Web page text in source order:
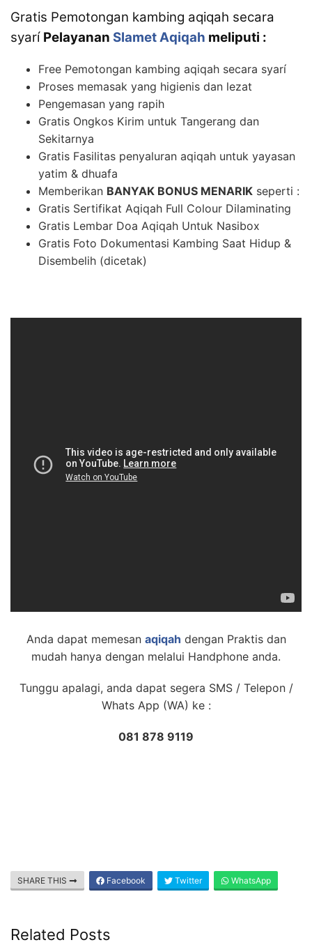
Gratis Pemotongan kambing aqiqah secara
syarí Pelayanan Slamet Aqiqah meliputi :
Free Pemotongan kambing aqiqah secara syarí
Proses memasak yang higienis dan lezat
Pengemasan yang rapih
Gratis Ongkos Kirim untuk Tangerang dan
Sekitarnya
Gratis Fasilitas penyaluran aqiqah untuk yayasan
yatim & dhuafa
Memberikan BANYAK BONUS MENARIK seperti :
Gratis Sertifikat Aqiqah Full Colour Dilaminating
Gratis Lembar Doa Aqiqah Untuk Nasibox
Gratis Foto Dokumentasi Kambing Saat Hidup &
Disembelih (dicetak)
Anda dapat memesan aqiqah dengan Praktis dan
mudah hanya dengan melalui Handphone anda.
Tunggu apalagi, anda dapat segera SMS / Telepon /
Whats App (WA) ke :
081 878 9119
SHARE THIS Facebook Twitter WhatsApp
Related Posts